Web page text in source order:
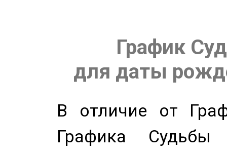
График
для даты
В отличие от
Графика